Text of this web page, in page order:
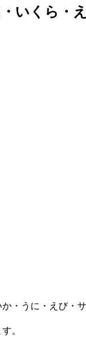
いくら・
・うに・えび・
。